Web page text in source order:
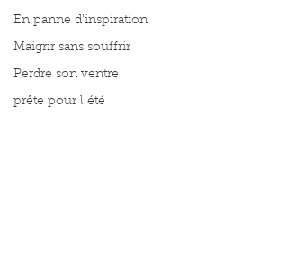
En panne d'inspiration
Maigrir sans souffrir
Perdre son ventre
prête pour l été